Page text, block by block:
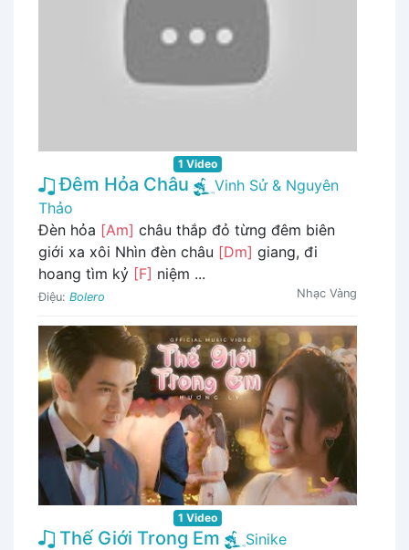
1 Video
Đêm Hỏa Châu
Vinh Sử & Nguyên
Thảo
Đèn hỏa [Am] châu thắp đỏ từng đêm biên
giới xa xôi Nhìn đèn châu [Dm] giang, đi
hoang tìm kỷ [F] niệm ...
Điệu: Bolero Nhạc Vàng
1 Video
Thế Giới Trong Em
Sinike